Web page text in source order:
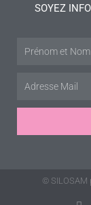
SOYEZ
© SILOSAM